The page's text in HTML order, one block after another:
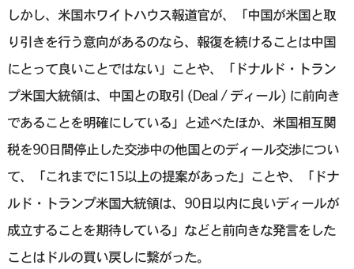
しかし、米国ホワイトハウス報道官が、「中国が米国と取
り引きを行う意向があるのなら、報復を続けることは中国
にとって良いことではない」ことや、「ドナルド・トラン
プ米国大統領は、中国との取引 (Deal / ディール) に前向き
であることを明確にしている」と述べたほか、米国相互関
税を90日間停止した交渉中の他国とのディール交渉につい
て、「これまでに15以上の提案があった」ことや、「ドナ
ルド・トランプ米国大統領は、90日以内に良いディールが
成立することを期待している」などと前向きな発言をした
ことはドルの買い戻しに繋がった。